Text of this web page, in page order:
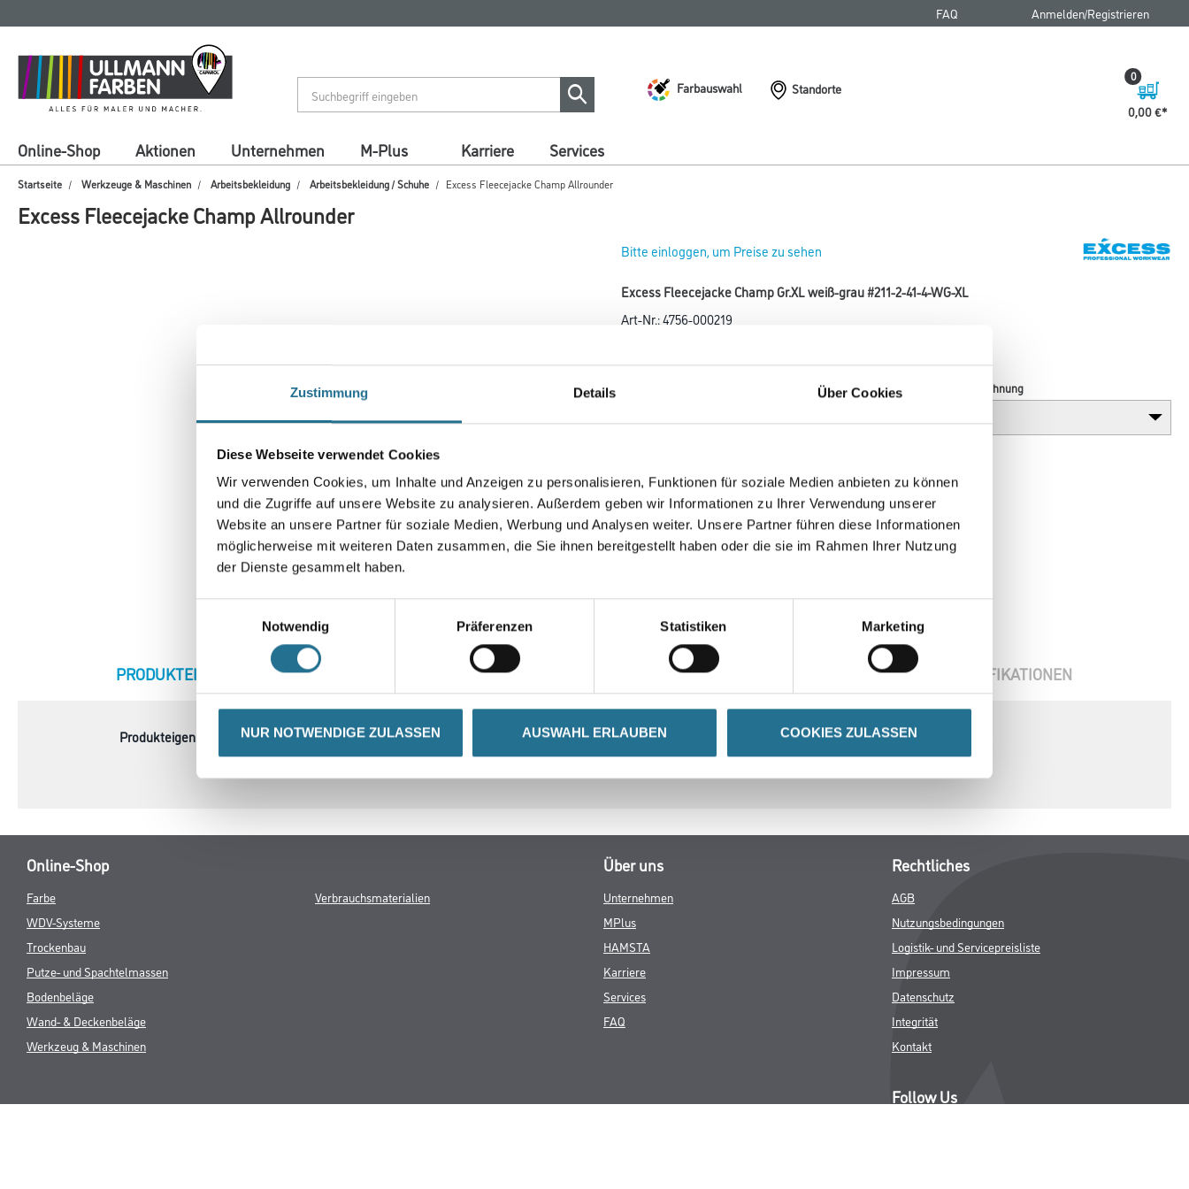
Zustimmung Details Über Cookies
Diese Webseite verwendet Cookies
Wir verwenden Cookies, um Inhalte und Anzeigen zu personalisieren, Funktionen für soziale Medien anbieten zu können
und die Zugriffe auf unsere Website zu analysieren. Außerdem geben wir Informationen zu Ihrer Verwendung unserer
Website an unsere Partner für soziale Medien, Werbung und Analysen weiter. Unsere Partner führen diese Informationen
möglicherweise mit weiteren Daten zusammen, die Sie ihnen bereitgestellt haben oder die sie im Rahmen Ihrer Nutzung
der Dienste gesammelt haben.
Notwendig
Präferenzen Statistiken Marketing
NUR NOTWENDIGE ZULASSEN AUSWAHL ERLAUBEN COOKIES ZULASSEN
springen
springen
FAQ Anmelden/Registrieren
Farbauswahl
Standorte
0,00 €
0
Online-Shop Aktionen Unternehmen M-Plus Karriere Services
Startseite Werkzeuge & Maschinen Arbeitsbekleidung Arbeitsbekleidung / Schuhe Excess Fleecejacke Champ Allrounder
Excess Fleecejacke Champ Allrounder
Bitte einloggen, um Preise zu sehen
Excess Fleecejacke Champ Gr.XL weiß-grau #211-2-41-4-WG-XL
Art-Nr.:4756-000219
Farbtonbezeichnung
Umrechnungsfaktoren
CURRENT
PRODUKTEIGENSCHAFTEN GEFAHRENHINWEISE DATENBLÄTTER SPEZIFIKATIONEN
Produkteigenschaft - 100 % Polyester, Fleece 300 g/m130
Online-Shop
Farbe
WDV-Systeme
Trockenbau
Putze- und Spachtelmassen
Bodenbeläge
Wand- & Deckenbeläge
Werkzeug & Maschinen
Verbrauchsmaterialien
Über uns
Unternehmen
MPlus
HAMSTA
Karriere
Services
FAQ
Rechtliches
AGB
Nutzungsbedingungen
Logistik- und Servicepreisliste
Impressum
Datenschutz
Integrität
Kontakt
Follow Us